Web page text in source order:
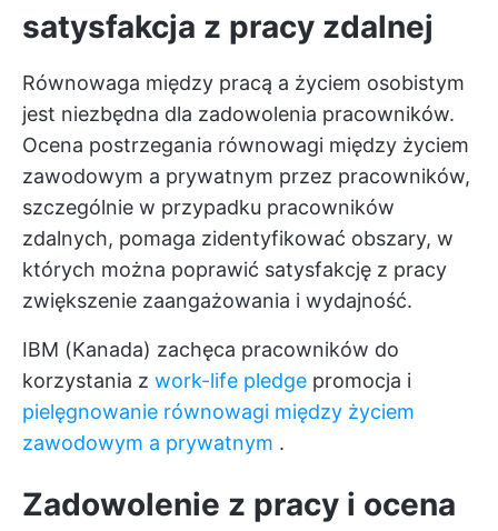
satysfakcja z pracy zdalnej
Równowaga między pracą a życiem osobistym
jest niezbędna dla zadowolenia pracowników.
Ocena postrzegania równowagi między życiem
zawodowym a prywatnym przez pracowników,
szczególnie w przypadku pracowników
zdalnych, pomaga zidentyfikować obszary, w
których można poprawić satysfakcję z pracy
zwiększenie zaangażowania i wydajność.
IBM (Kanada) zachęca pracowników do
korzystania z work-life pledge promocja i
pielęgnowanie równowagi między życiem
zawodowym a prywatnym .
Zadowolenie z pracy i ocena